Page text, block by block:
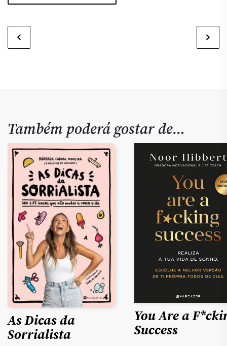
Também poderá gostar de…
As Dicas da
Sorrialista
You Are a
Success